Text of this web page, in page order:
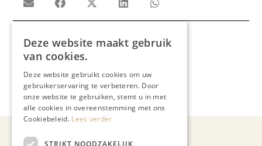
Meer artikelen over:
Mode & Beauty
Yoëlle Smith
Deze website maakt gebruik
van cookies.
Deze website gebruikt cookies om uw
gebruikerservaring te verbeteren. Door
onze website te gebruiken, stemt u in met
alle cookies in overeenstemming met ons
Cookiebeleid. Lees verder
STRIKT NOODZAKELIJK